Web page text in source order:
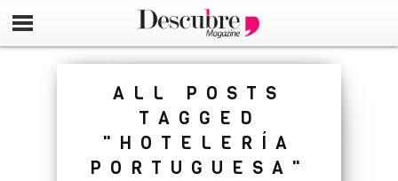
google-site-
ALL POSTS
TAGGED
"HOTELERÍA
PORTUGUESA"